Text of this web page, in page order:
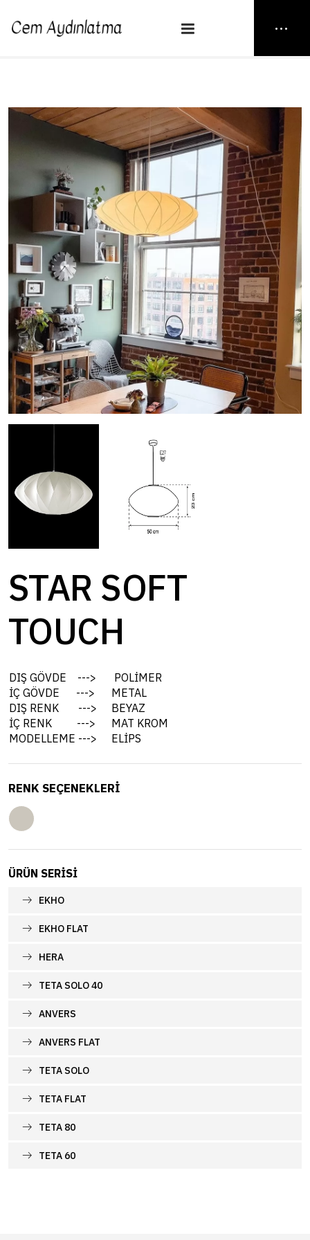
NEW25> STAR SOFT TOUCH
STAR SOFT
TOUCH
DIŞ GÖVDE --->
POLİMER
İÇ GÖVDE --->
METAL
DIŞ RENK --->
BEYAZ
İÇ RENK --->
MAT KROM
MODELLEME --->
ELİPS
RENK SEÇENEKLERİ
ÜRÜN SERISI
EKHO
EKHO FLAT
HERA
TETA SOLO 40
ANVERS
ANVERS FLAT
TETA SOLO
TETA FLAT
TETA 80
TETA 60